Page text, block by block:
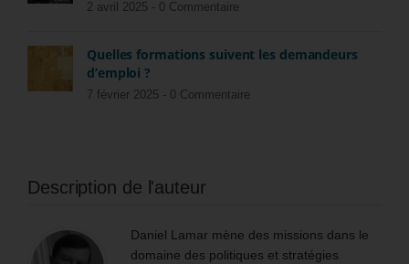
2 avril 2025 - 0 Commentaire
Quelles formations suivent les demandeurs
d’emploi ?
7 février 2025 - 0 Commentaire
Description de l'auteur
Daniel Lamar mène des missions dans le
domaine des politiques et stratégies